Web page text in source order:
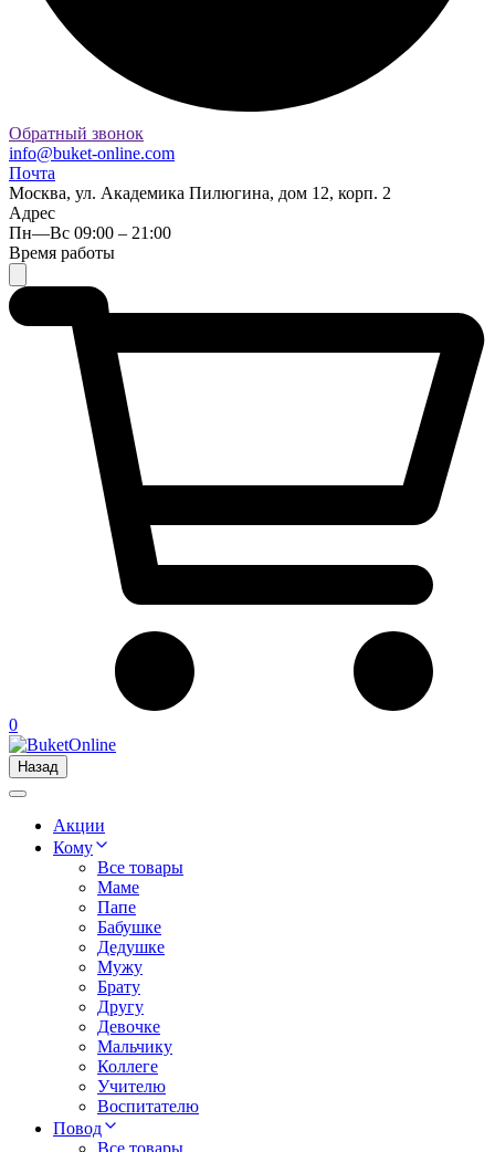
Обратный звонок
info@buket-online.com
Почта
Москва, ул. Академика Пилюгина, дом 12, корп. 2
Адрес
Пн—Вс 09:00 – 21:00
Время работы
0
Назад
Акции
Кому
Все товары
Маме
Папе
Бабушке
Дедушке
Мужу
Брату
Другу
Девочке
Мальчику
Коллеге
Учителю
Воспитателю
Повод
Все товары